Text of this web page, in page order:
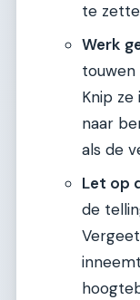
te
Werk
touwen
Knip
naar
als de
Let op
de